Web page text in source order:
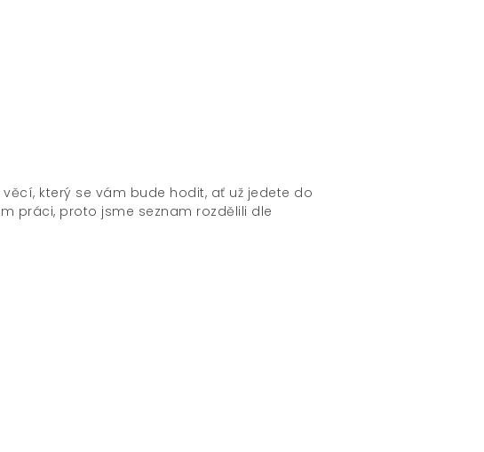
který se vám bude hodit, ať už jedete do
práci, proto jsme seznam rozdělili dle